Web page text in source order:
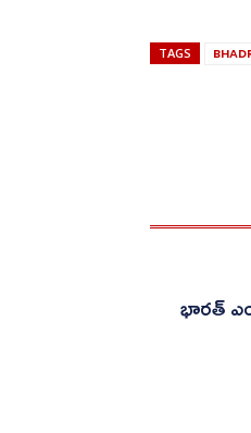
TAGS
భారత్